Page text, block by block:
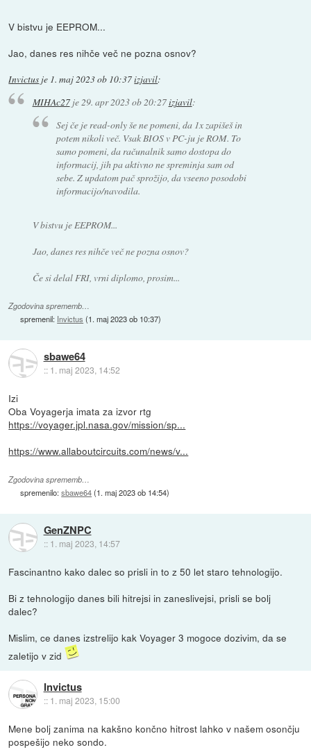
V bistvu je EEPROM...
Jao, danes res nihče več ne pozna osnov?
Invictus je 1. maj 2023 ob 10:37izjavil:
MIHAc27je29. apr 2023 ob 20:27izjavil:
Sej če je read-only še ne pomeni, da 1x zapišeš in
potem nikoli več. Vsak BIOS v PC-ju je ROM. To
samo pomeni, da računalnik samo dostopa do
informacij, jih pa aktivno ne spreminja sam od
sebe. Z updatom pač sprožijo, da vseeno posodobi
informacijo/navodila.
V bistvu je EEPROM...
Jao, danes res nihče več ne pozna osnov?
Če si delal FRI, vrni diplomo, prosim...
Zgodovina sprememb…
spremenil: Invictus (1. maj 2023 ob 10:37)
sbawe64
:: 1. maj 2023, 14:52
Izi
Oba Voyagerja imata za izvor rtg
https://voyager.jpl.nasa.gov/mission/sp...
https://www.allaboutcircuits.com/news/v...
Zgodovina sprememb…
spremenilo:sbawe64(1. maj 2023 ob 14:54)
GenZNPC
:: 1. maj 2023, 14:57
Fascinantno kako dalec so prisli in to z 50 let staro tehnologijo.
Bi z tehnologijo danes bili hitrejsi in zaneslivejsi, prisli se bolj
dalec?
Mislim, ce danes izstrelijo kak Voyager 3 mogoce dozivim, da se
zaletijo v zid
Invictus
:: 1. maj 2023, 15:00
Mene bolj zanima na kakšno končno hitrost lahko v našem osončju
pospešijo neko sondo.